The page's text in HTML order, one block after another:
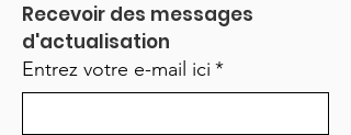
Recevoir des messages
d'actualisation
Entrez votre e-mail ici *